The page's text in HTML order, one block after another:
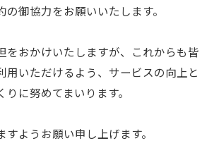
御協力をお願いいたします。
をおかけいたしますが、これからも皆
用いただけるよう、サービスの向上と
に努めてまいります。
ようお願い申し上げます。